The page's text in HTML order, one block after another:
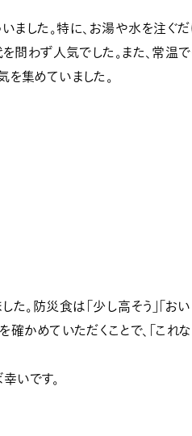
ました。特に、お湯や水を注ぐ
問わず人気でした。また、常温
集めていました。
た。防災食は「少し高そう」「お
かめていただくことで、「これ
いです。